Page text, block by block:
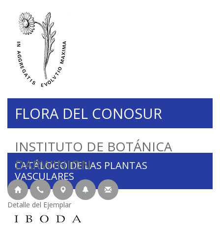
INSTITUTO DE BOTÁNICA
DARWINION
FLORA DEL CONOSUR
CATÁLOGO DE LAS PLANTAS
VASCULARES
Detalle del Ejemplar